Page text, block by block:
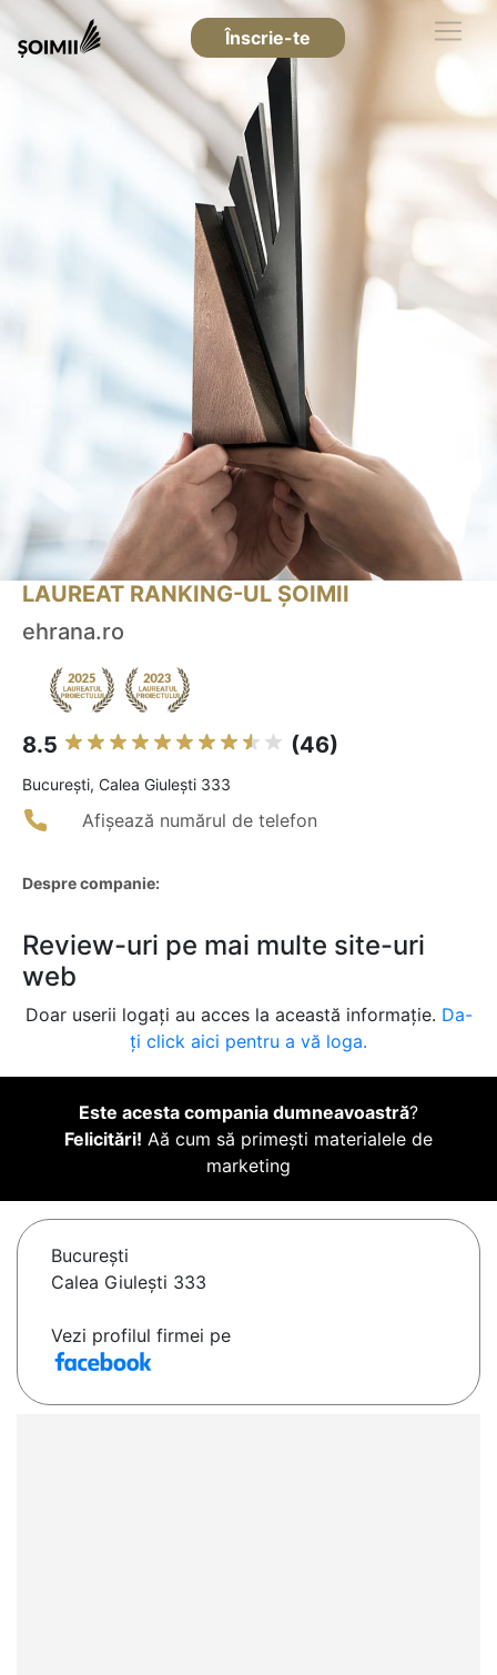
Înscrie-te
LAUREAT RANKING-UL ȘOIMII
ehrana.ro
8.5 (46)
Bucureşti, Calea Giulești 333
Afișează numărul de telefon
Despre companie:
Review-uri pe mai multe site-uri
web
Doar userii logați au acces la această informație. Da-
ți click aici pentru a vă loga.
Este acesta compania dumneavoastră?
Felicitări! Aă cum să primești materialele de
marketing
Bucureşti
Calea Giulești 333
Vezi profilul firmei pe